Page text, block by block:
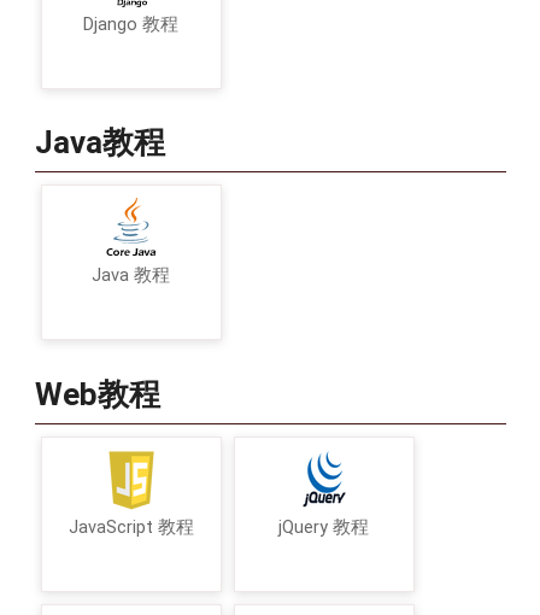
Django 教程
Java教程
Java 教程
Web教程
JavaScript 教程 jQuery 教程